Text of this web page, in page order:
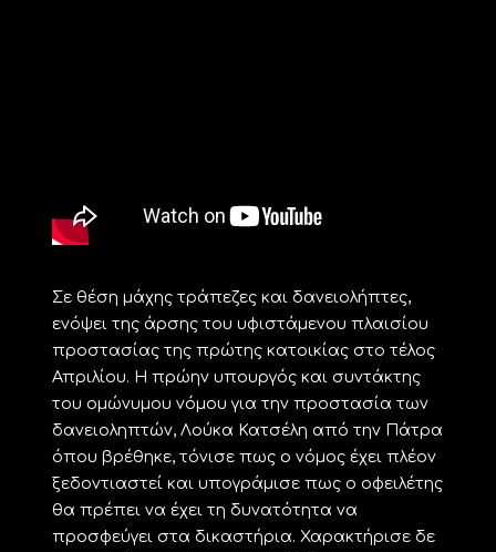
Σε θέση μάχης τράπεζες και δανειολήπτες,
ενόψει της άρσης του υφιστάμενου πλαισίου
προστασίας της πρώτης κατοικίας στο τέλος
Απριλίου. Η πρώην υπουργός και συντάκτης
του ομώνυμου νόμου για την προστασία των
δανειοληπτών, Λούκα Κατσέλη από την Πάτρα
όπου βρέθηκε, τόνισε πως ο νόμος έχει πλέον
ξεδοντιαστεί και υπογράμισε πως ο οφειλέτης
θα πρέπει να έχει τη δυνατότητα να
προσφεύγει στα δικαστήρια. Χαρακτήρισε δε